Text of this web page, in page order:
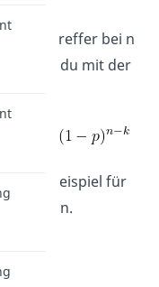
für k Treffer bei n
du mit der
ein Beispiel für
an.